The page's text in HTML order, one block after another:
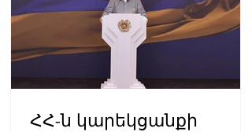
ՀՀ-ն կարեկցանքի